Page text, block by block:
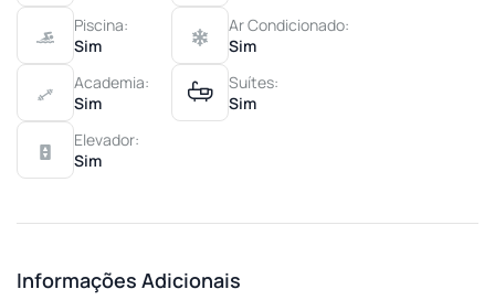
Piscina:
Sim
Ar Condicionado:
Sim
Academia:
Sim
Suítes:
Sim
Elevador:
Sim
Informações Adicionais